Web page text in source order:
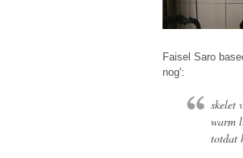
Faisel Saro
nog':
skelet
warm
totdat